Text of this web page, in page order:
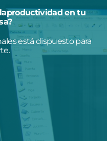
en tu
está dispuesto para